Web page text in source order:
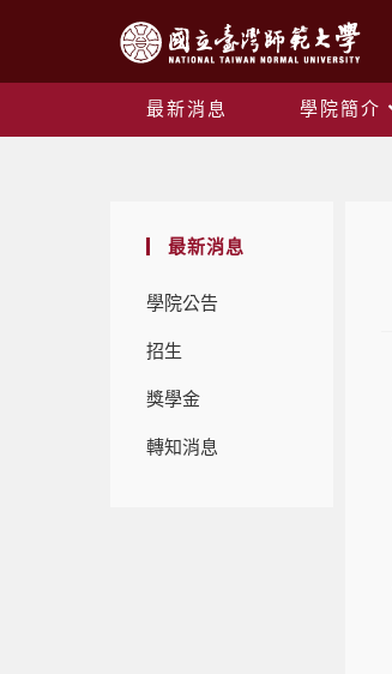
最新消息 學院簡介
最新消息
學院公告
招生
獎學金
轉知消息